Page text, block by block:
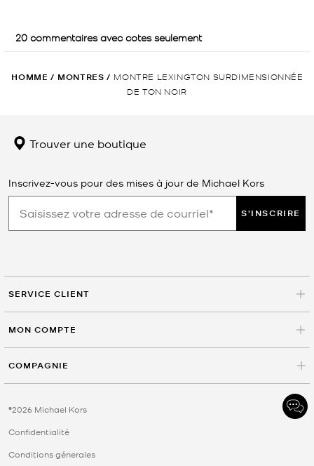
HOMME / MONTRES / MONTRE LEXINGTON SURDIMENSIONNÉE
DE TON NOIR
Trouver une boutique
Inscrivez-vous pour des mises à jour de Michael Kors
S'INSCRIRE
SERVICE CLIENT
MON COMPTE
COMPAGNIE
©2026 Michael Kors
Confidentialité
Conditions génerales